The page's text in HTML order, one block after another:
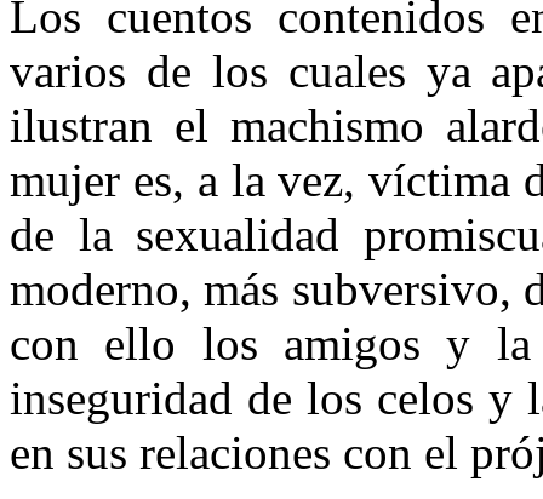
Los cuentos contenidos
varios de los cuales ya
ilustran el machismo
mujer es, a la vez, víctima
de la sexualidad
moderno, más subversivo,
con ello los amigos y
inseguridad de los celos y
en sus relaciones con el